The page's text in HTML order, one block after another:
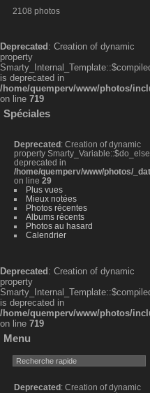
2108 photos
Deprecated : Creation of dynamic
property
is deprecated in
/home/quemperv/www/photos/
on line 719
Spéciales
Deprecated : Creation of dynamic
property
deprecated in
/home/quemperv/www/photos/
on line 29
Plus vues
Mieux notées
Photos récentes
Albums récents
Photos au hasard
Calendrier
Deprecated : Creation of dynamic
property
is deprecated in
/home/quemperv/www/photos/
on line 719
Menu
Deprecated : Creation of dynamic